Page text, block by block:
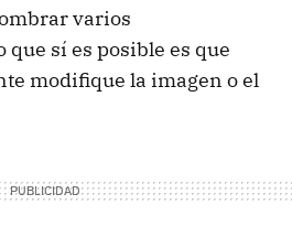
varios
sí es posible es que
modifique la imagen o el